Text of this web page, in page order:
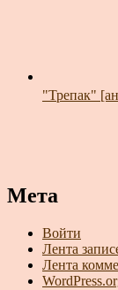
"Трепак"
Мета
Войти
Лента
Лента